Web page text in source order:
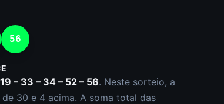
56
– 33 – 34 – 52 – 56. Neste sorteio, a
de 30 e 4 acima. A soma total das